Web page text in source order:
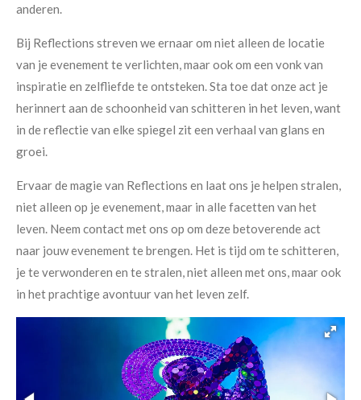
anderen.
Bij Reflections streven we ernaar om niet alleen de locatie
van je evenement te verlichten, maar ook om een vonk van
inspiratie en zelfliefde te ontsteken. Sta toe dat onze act je
herinnert aan de schoonheid van schitteren in het leven, want
in de reflectie van elke spiegel zit een verhaal van glans en
groei.
Ervaar de magie van Reflections en laat ons je helpen stralen,
niet alleen op je evenement, maar in alle facetten van het
leven. Neem contact met ons op om deze betoverende act
naar jouw evenement te brengen. Het is tijd om te schitteren,
je te verwonderen en te stralen, niet alleen met ons, maar ook
in het prachtige avontuur van het leven zelf.